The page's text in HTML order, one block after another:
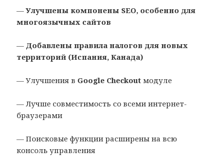
—Улучшены компонены SEO, особенно для
многоязычных сайтов
— Добавлены правила налогов для новых
территорий (Испания, Канада)
— Улучшения в Google Checkout модуле
— Лучше совместимость со всеми интернет-
браузерами
— Поисковые функции расширены на всю
консоль управления